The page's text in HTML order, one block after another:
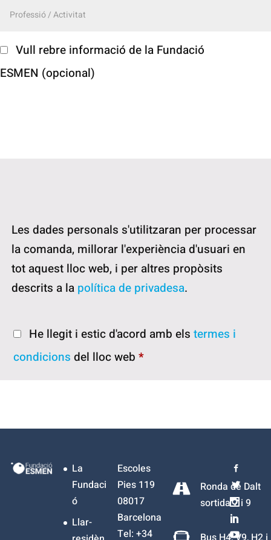
Vull rebre informació de la Fundació
ESMEN (opcional)
Les dades personals s'utilitzaran per processar
la comanda, millorar l'experiència d'usuari en
tot aquest lloc web, i per altres propòsits
descrits a la política de privadesa.
He llegit i estic d'acord amb els termes i
condicions del lloc web *
La
Fundaci
ó
Llar-
Escoles
Pies 119
08017
Barcelona
Tel: +34
Ronda de Dalt
sortida 7 i 9